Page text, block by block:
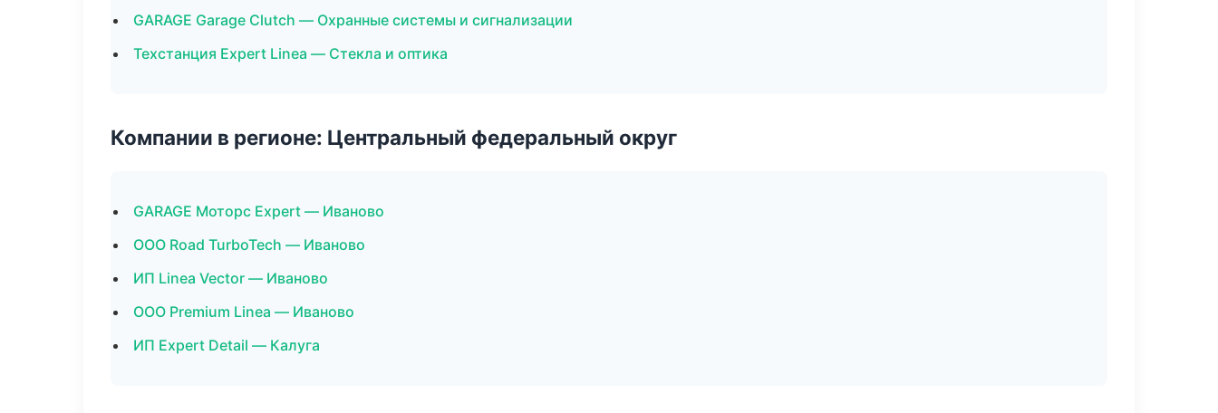
GARAGE Garage Clutch — Охранные системы и сигнализации
Техстанция Expert Linea — Стекла и оптика
Компании в регионе: Центральный федеральный округ
GARAGE Моторс Expert — Иваново
ООО Road TurboTech — Иваново
ИП Linea Vector — Иваново
ООО Premium Linea — Иваново
ИП Expert Detail — Калуга